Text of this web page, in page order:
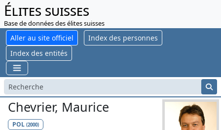
Élites suisses
Base de données des élites suisses
Aller au site officiel
Index des personnes
Index des entités
Chevrier, Maurice
POL (2000)